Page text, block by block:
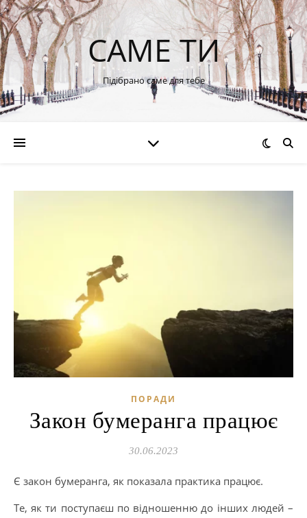
САМЕ ТИ
Підібрано саме для тебе
ПОРАДИ
Закон бумеранга працює
30.06.2023
Є закон бумеранга, як показала практика працює.
Те, як ти поступаєш по відношенню до інших людей –